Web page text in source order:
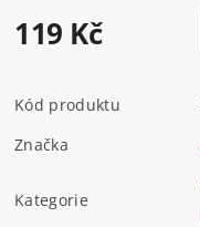
119 Kč
Kód produktu
Značka
Kategorie